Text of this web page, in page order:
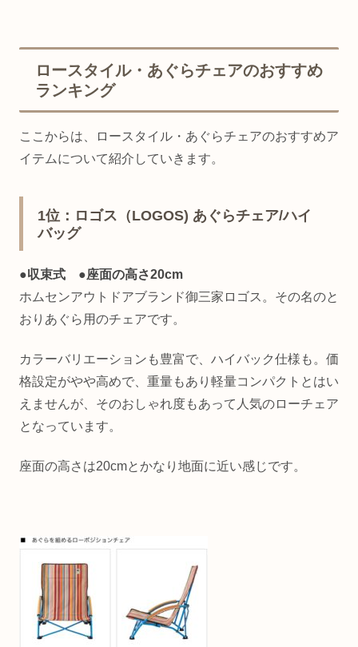
ロースタイル・あぐらチェアのおすすめ
ランキング
ここからは、ロースタイル・あぐらチェアのおすすめア
イテムについて紹介していきます。
1位：ロゴス（LOGOS) あぐらチェア/ハイ
バッグ
●収束式 ●座面の高さ20cm
ホムセンアウトドアブランド御三家ロゴス。その名のと
おりあぐら用のチェアです。
カラーバリエーションも豊富で、ハイバック仕様も。価
格設定がやや高めで、重量もあり軽量コンパクトとはい
えませんが、そのおしゃれ度もあって人気のローチェア
となっています。
座面の高さは20cmとかなり地面に近い感じです。